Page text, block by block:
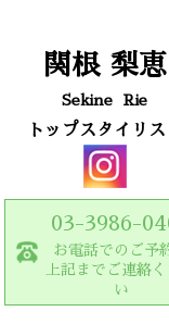
関根 梨恵
Sekine Rie
トップスタイリス
03-3986-
お電話でのご予
上記までご連絡
い